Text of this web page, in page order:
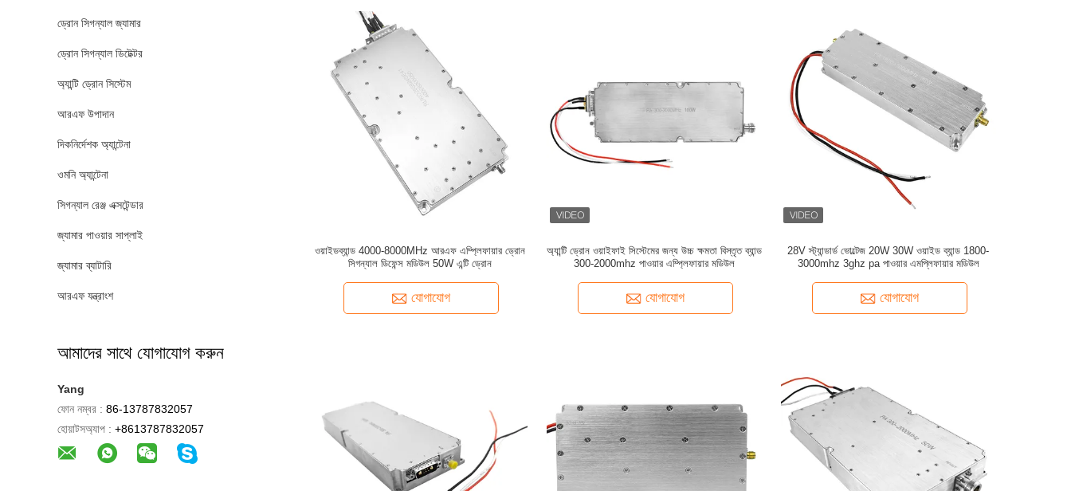
ড্রোন সিগন্যাল জ্যামার
ড্রোন সিগন্যাল ডিটেক্টর
অ্যান্টি ড্রোন সিস্টেম
আরএফ উপাদান
দিকনির্দেশক অ্যান্টেনা
ওমনি অ্যান্টেনা
সিগন্যাল রেঞ্জ এক্সটেন্ডার
জ্যামার পাওয়ার সাপ্লাই
জ্যামার ব্যাটারি
আরএফ যন্ত্রাংশ
আমাদের সাথে যোগাযোগ করুন
Yang
ফোন নম্বর : 86-13787832057
হোয়াটসঅ্যাপ : +8613787832057
ওয়াইডব্যান্ড 4000-8000MHz আরএফ এম্প্লিফায়ার ড্রোন
সিগন্যাল ডিফেন্স মডিউল 50W এন্টি ড্রোন
যোগাযোগ
অ্যান্টি ড্রোন ওয়াইফাই সিস্টেমের জন্য উচ্চ ক্ষমতা বিস্তৃত ব্যান্ড
300-2000mhz পাওয়ার এম্প্লিফায়ার মডিউল
যোগাযোগ
28V স্ট্যান্ডার্ড ভোল্টেজ 20W 30W ওয়াইড ব্যান্ড 1800-
3000mhz 3ghz pa পাওয়ার এমপ্লিফায়ার মডিউল
যোগাযোগ